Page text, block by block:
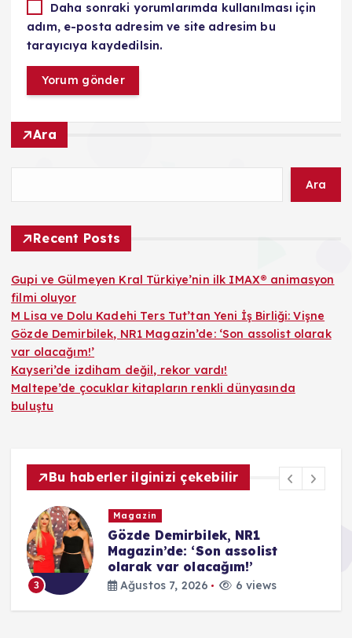
Daha sonraki yorumlarımda kullanılması için
adım, e-posta adresim ve site adresim bu
tarayıcıya kaydedilsin.
Ara
Ara
Recent Posts
Gupi ve Gülmeyen Kral Türkiye’nin ilk IMAX® animasyon
filmi oluyor
M Lisa ve Dolu Kadehi Ters Tut’tan Yeni İş Birliği: Vişne
Gözde Demirbilek, NR1 Magazin’de: ‘Son assolist olarak
var olacağım!’
Kayseri’de izdiham değil, rekor vardı!
Maltepe’de çocuklar kitapların renkli dünyasında
buluştu
Bu haberler ilginizi çekebilir
3
Magazin
Gözde Demirbilek, NR1
Magazin’de: ‘Son assolist
olarak var olacağım!’
Ağustos 7, 2026 6 views